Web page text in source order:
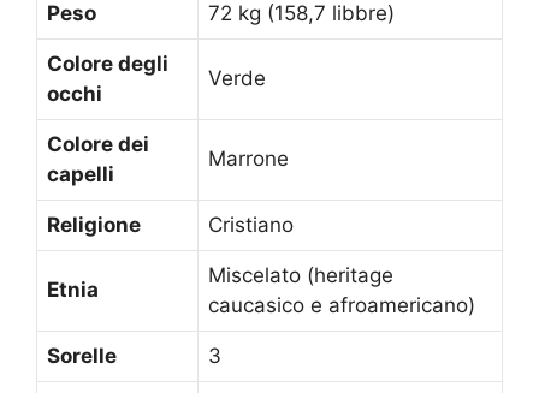
Peso 72 kg (158,7 libbre)
Colore degli
occhi
Verde
Colore dei
capelli
Marrone
Religione Cristiano
Etnia
Miscelato (heritage
caucasico e afroamericano)
Sorelle 3